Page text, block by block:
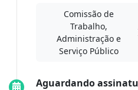
Comissão de
Trabalho,
Administração e
Serviço Público
Aguardando